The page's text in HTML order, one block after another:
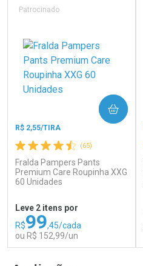
Laboratório
Ativar Desconto
Por R$ 64,79/cada
Por Menos
Comprar sem Desconto
(65)
R$ 2,55/TIRA
Fralda Pampers Pants
Premium Care Roupinha XXG
60 Unidades
Patrocinado
Leve 2 itens por
R$99,45/cada
ou R$ 152,99/un
COMPRAR